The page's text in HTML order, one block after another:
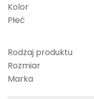
Gregory
Gumbies
H
Kolor
Płeć
Rodzaj produktu
Rozmiar
Marka